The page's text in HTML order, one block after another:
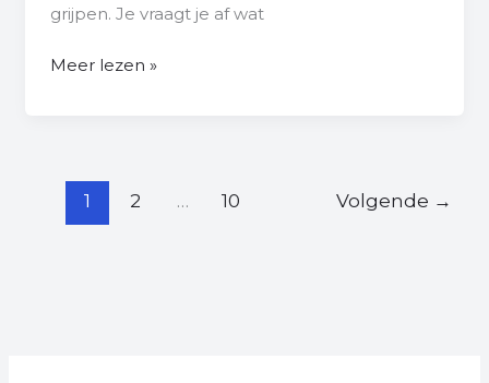
grijpen. Je vraagt je af wat
Meer lezen »
1 2 … 10 Volgende →